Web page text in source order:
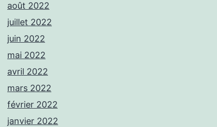
août 2022
juillet 2022
juin 2022
mai 2022
avril 2022
mars 2022
février 2022
janvier 2022